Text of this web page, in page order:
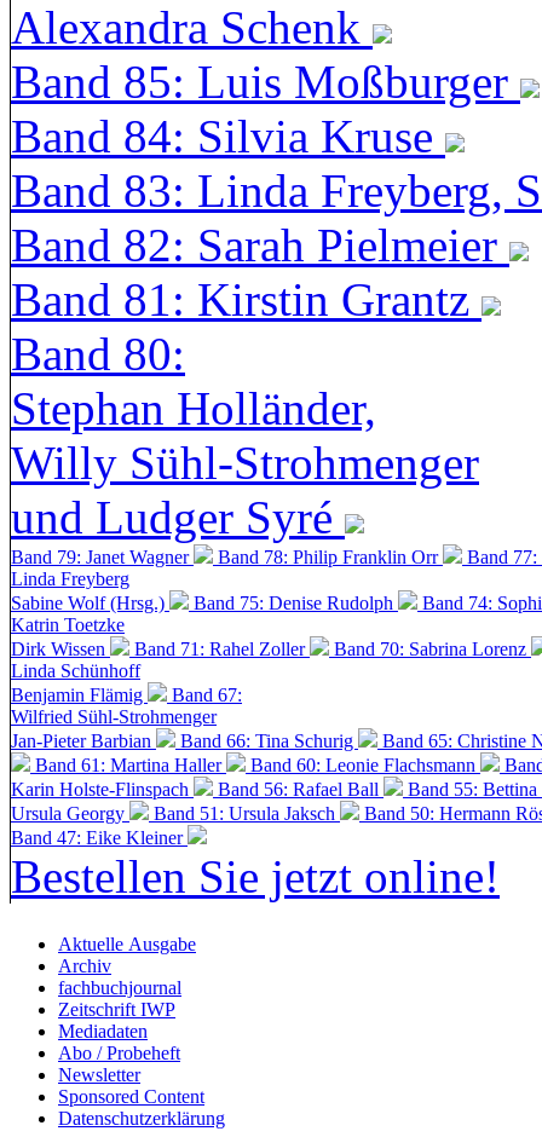
Alexandra Schenk
Band 85: Luis Moßburger
Band 84: Silvia Kruse
Band 83: Linda Freyberg,
Band 82: Sarah Pielmeier
Band 81: Kirstin Grantz
Band 80:
Stephan Holländer,
Willy Sühl-Strohmenger
und Ludger Syré
Band 79: Janet Wagner Band 78: Philip Franklin Orr
Band
Linda Freyberg
Sabine Wolf (Hrsg.)
Band 75: Denise Rudolph
Band 74:
Katrin Toetzke
Dirk Wissen
Band 71: Rahel Zoller
Band 70: Sabrina Lorenz
Linda Schünhoff
Benjamin Flämig
Band 67:
Wilfried Sühl-Strohmenger
Jan-Pieter Barbian
Band 66: Tina Schurig
Band 65: Christine
Band 61: Martina Haller
Band 60: Leonie Flachsmann
Karin Holste-Flinspach
Band 56: Rafael Ball
Band 55:
Ursula Georgy
Band 51: Ursula Jaksch Band 50: Hermann
Band 47: Eike Kleiner
Bestellen Sie jetzt online!
Aktuelle Ausgabe
Archiv
fachbuchjournal
Zeitschrift IWP
Mediadaten
Abo / Probeheft
Newsletter
Sponsored Content
Datenschutzerklärung